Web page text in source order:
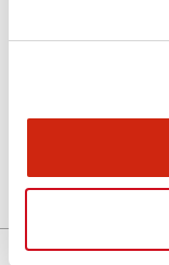
04/09/2025